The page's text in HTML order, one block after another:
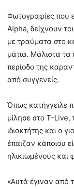
Φωτογραφίες που
Alpha, δείχνουν
με τραύματα στο
μάτια. Μάλιστα
περίοδο της
από συγγενείς.
Όπως κατήγγειλε
μίλησε στο T-Live,
ιδιοκτήτης και ο
έπαιζαν κάποιου
ηλικιωμένους και
«Αυτά έγιναν από